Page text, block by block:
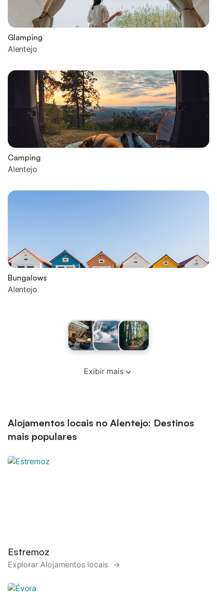
Glamping
Alentejo
Camping
Alentejo
Bungalows
Alentejo
Exibir mais
Alojamentos locais no Alentejo: Destinos
mais populares
Estremoz
Explorar Alojamentos locais →